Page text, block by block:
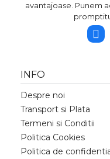
avantajoase. Punem
INFO
Despre noi
Transport si Plata
Termeni si Conditii
Politica Cookies
Politica de